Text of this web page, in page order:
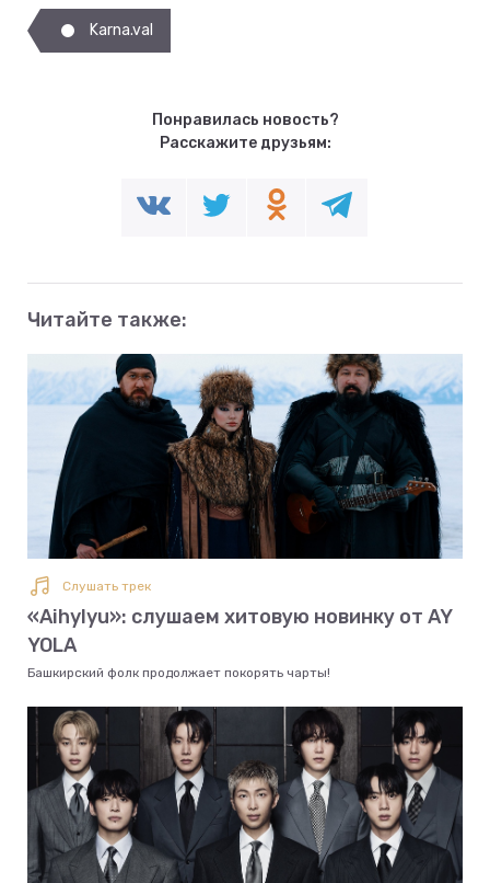
Karna.val
Понравилась новость?
Расскажите друзьям:
Читайте также:
Слушать трек
«Aihylyu»: слушаем хитовую новинку от AY
YOLA
Башкирский фолк продолжает покорять чарты!